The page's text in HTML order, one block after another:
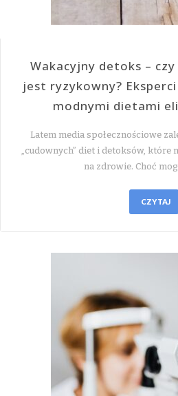
Wakacyjny detoks –
jest ryzykowny?
modnymi dietami
Latem media społecznościowe
„cudownych” diet i detoksów, które
na zdrowie. Choć
CZYTAJ